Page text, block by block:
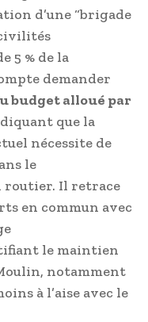
d’une “brigade
5 % de la
demander
budget alloué par
que la
nécessite de
le
routier. Il retrace
en commun avec
le maintien
notamment
à l’aise avec le